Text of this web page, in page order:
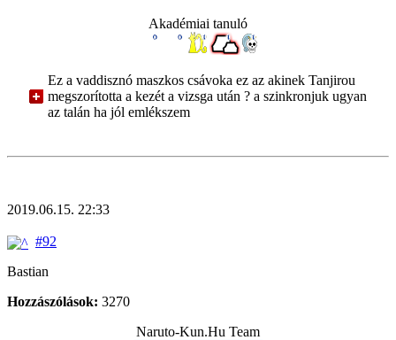
Akadémiai tanuló
Ez a vaddisznó maszkos csávoka ez az akinek Tanjirou
megszorította a kezét a vizsga után ? a szinkronjuk ugyan
az talán ha jól emlékszem
2019.06.15. 22:33
#92
Bastian
Hozzászólások: 3270
Naruto-Kun.Hu Team